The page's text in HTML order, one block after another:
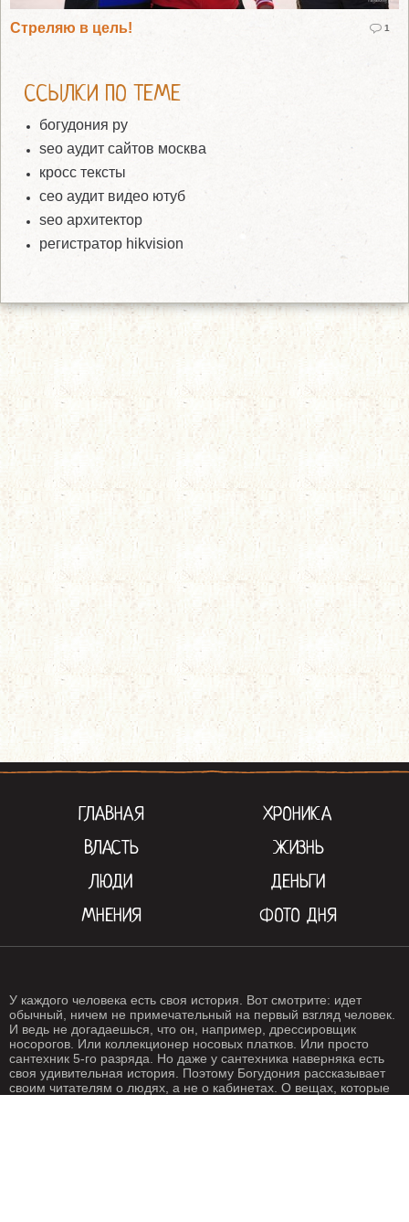
Стреляю в цель! 1
ССЫЛКИ ПО ТЕМЕ
богудония ру
seo аудит сайтов москва
кросс тексты
сео аудит видео ютуб
seo архитектор
регистратор hikvision
ГЛАВНАЯ
ХРОНИКА
ВЛАСТЬ
ЖИЗНЬ
ЛЮДИ
ДЕНЬГИ
МНЕНИЯ
ФОТО ДНЯ
У каждого человека есть своя история. Вот смотрите: идет
обычный, ничем не примечательный на первый взгляд человек.
И ведь не догадаешься, что он, например, дрессировщик
носорогов. Или коллекционер носовых платков. Или просто
сантехник 5-го разряда. Но даже у сантехника наверняка есть
своя удивительная история. Поэтому Богудония рассказывает
своим читателям о людях, а не о кабинетах. О вещах, которые